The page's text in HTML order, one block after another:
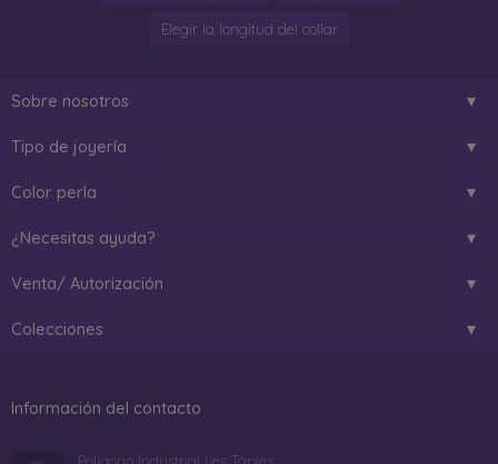
Elegir la longitud del collar
Sobre nosotros
Tipo de joyería
Color perla
¿Necesitas ayuda?
Venta/ Autorización
Colecciones
Información del contacto